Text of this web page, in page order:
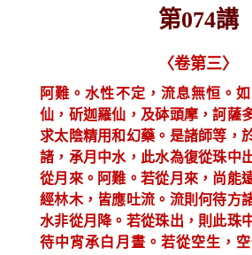
第074講
〈卷第三〉
阿難。水性不定，流息無恒。
仙，斫迦羅仙，及砵頭摩，訶薩
求太陰精用和幻藥。是諸師等，
諸，承月中水，此水為復從珠中
從月來。阿難。若從月來，尚能
經林木，皆應吐流。流則何待方
水非從月降。若從珠出，則此珠
待中宵承白月晝。若從空生，